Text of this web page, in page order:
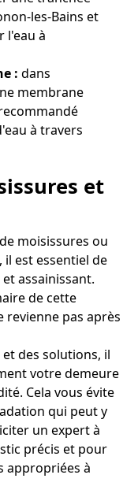
les-Bains et
l'eau à
: dans
membrane
à travers
et
moisissures ou
il est essentiel de
assainissant.
de cette
pas après
des solutions, il
votre demeure
Cela vous évite
qui peut y
un expert à
précis et pour
appropriées à